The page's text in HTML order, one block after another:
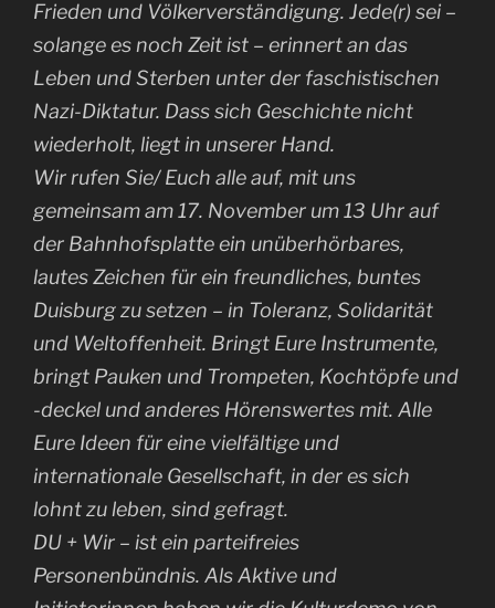
Frieden und Völkerverständigung. Jede(r) sei –
solange es noch Zeit ist – erinnert an das
Leben und Sterben unter der faschistischen
Nazi-Diktatur. Dass sich Geschichte nicht
wiederholt, liegt in unserer Hand.
Wir rufen Sie/ Euch alle auf, mit uns
gemeinsam am 17. November um 13 Uhr auf
der Bahnhofsplatte ein unüberhörbares,
lautes Zeichen für ein freundliches, buntes
Duisburg zu setzen – in Toleranz, Solidarität
und Weltoffenheit. Bringt Eure Instrumente,
bringt Pauken und Trompeten, Kochtöpfe und
-deckel und anderes Hörenswertes mit. Alle
Eure Ideen für eine vielfältige und
internationale Gesellschaft, in der es sich
lohnt zu leben, sind gefragt.
DU + Wir – ist ein parteifreies
Personenbündnis. Als Aktive und